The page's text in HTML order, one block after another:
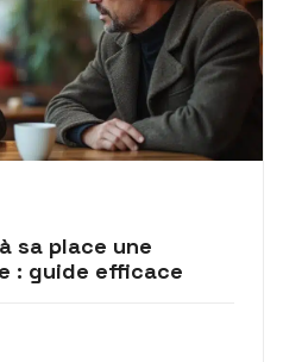
sa place une
: guide efficace